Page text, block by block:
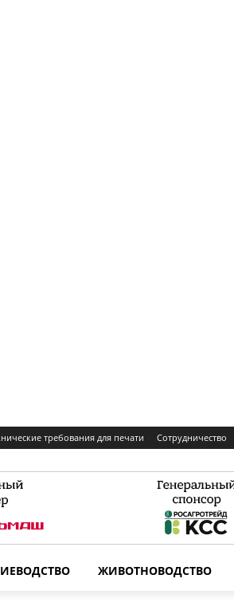
требования для печати Сотрудничество
ЖИВОТНОВОДСТВО